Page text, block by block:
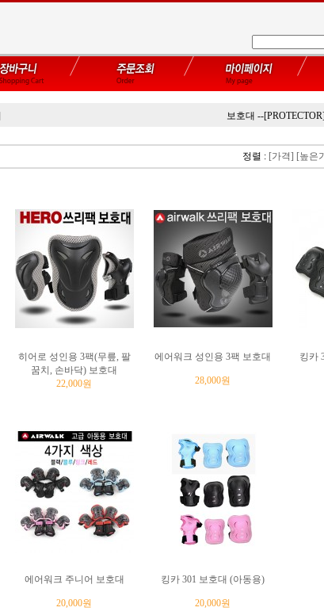
보호대 --[PROTECTOR]
정렬 : [가격] [높은
히어로 성인용 3팩(무릎, 팔
꿈치, 손바닥) 보호대
22,000원
에어워크 성인용 3팩 보호대
28,000원
킹카
에어워크 주니어 보호대
20,000원
킹카 301 보호대 (아동용)
20,000원